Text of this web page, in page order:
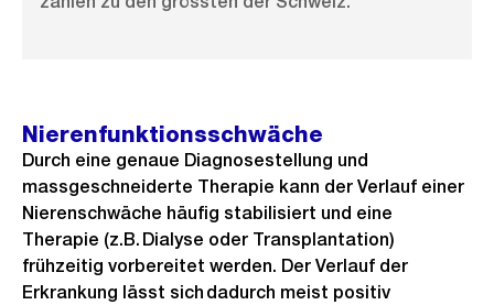
Nierenfunktionsschwäche
Durch eine genaue Diagnosestellung und
massgeschneiderte Therapie kann der Verlauf einer
Nierenschwäche häufig stabilisiert und eine
Therapie (z.B. Dialyse oder Transplantation)
frühzeitig vorbereitet werden. Der Verlauf der
Erkrankung lässt sich dadurch meist positiv